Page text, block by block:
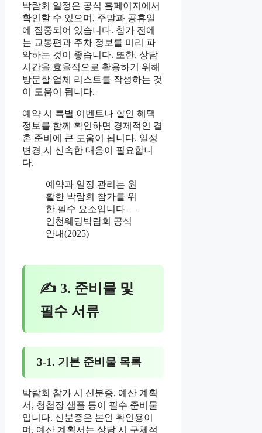
박람회 일정은 공식 홈페이지에서
확인할 수 있으며, 주말과 공휴일
에 집중되어 있습니다. 참가 전에
는 교통편과 주차 정보를 미리 파
악하는 것이 좋습니다. 또한, 상담
시간을 효율적으로 활용하기 위해
방문할 업체 리스트를 작성하는 것
이 도움이 됩니다.
예약 시 특별 이벤트나 할인 혜택
정보를 함께 확인하면 경제적인 결
혼 준비에 큰 도움이 됩니다. 일정
변경 시 신속한 대응이 필요합니
다.
예약과 일정 관리는 원
활한 박람회 참가를 위
한 필수 요소입니다 —
인천웨딩박람회 공식
안내(2025)
✍ 3. 준비물 및
필수 서류
3-1. 기본 준비물 목록
박람회 참가 시 신분증, 예산 계획
서, 청첩장 샘플 등이 필수 준비물
입니다. 신분증은 본인 확인용이
며, 예산 계획서는 상담 시 구체적